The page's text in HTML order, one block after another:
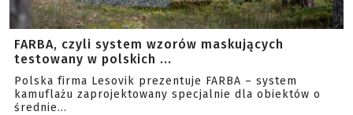
FARBA, czyli system wzorów maskujących
testowany w polskich ...
Polska firma Lesovik prezentuje FARBA – system
kamuflażu zaprojektowany specjalnie dla obiektów o
średnie...